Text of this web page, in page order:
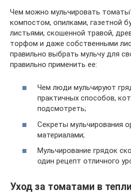
Чем можно мульчировать
компостом, опилками, газетной
листьями, скошенной травой,
торфом и даже собственными
правильно выбрать мульчу для
правильно применить ее:
Чем люди мульчируют
практичных способов,
подсмотреть;
Секреты мульчирования
материалами;
Мульчирование грядок
один рецепт отличного
Уход за томатами в